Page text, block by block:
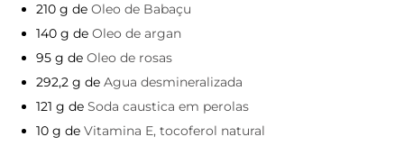
210 g de Oleo de Babaçu
140 g de Oleo de argan
95 g de Oleo de rosas
292,2 g de Agua desmineralizada
121 g de Soda caustica em perolas
10 g de Vitamina E, tocoferol natural